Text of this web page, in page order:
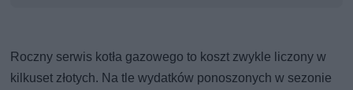
Roczny serwis kotła gazowego to koszt zwykle liczony w
kilkuset złotych. Na tle wydatków ponoszonych w sezonie